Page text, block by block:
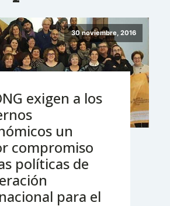
30 noviembre, 2016
exigen a los
un
compromiso
políticas de
para el